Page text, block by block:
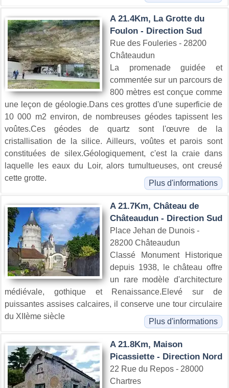
A 21.4Km, La Grotte du
Foulon - Direction Sud
Rue des Fouleries - 28200
Châteaudun
La promenade guidée et
commentée sur un parcours de
800 mètres est conçue comme
une leçon de géologie.Dans ces grottes d'une superficie de
10 000 m2 environ, de nombreuses géodes tapissent les
voûtes.Ces géodes de quartz sont l'œuvre de la
cristallisation de la silice. Ailleurs, voûtes et parois sont
constituées de silex.Géologiquement, c'est la craie dans
laquelle les eaux du Loir, alors tumultueuses, ont creusé
cette grotte.
Plus d'informations
A 21.7Km, Château de
Châteaudun - Direction Sud
Place Jehan de Dunois -
28200 Châteaudun
Classé Monument Historique
depuis 1938, le château offre
un rare modèle d'architecture
médiévale, gothique et Renaissance.Elevé sur de
puissantes assises calcaires, il conserve une tour circulaire
du XIIème siècle
Plus d'informations
A 21.8Km, Maison
Picassiette - Direction Nord
22 Rue du Repos - 28000
Chartres